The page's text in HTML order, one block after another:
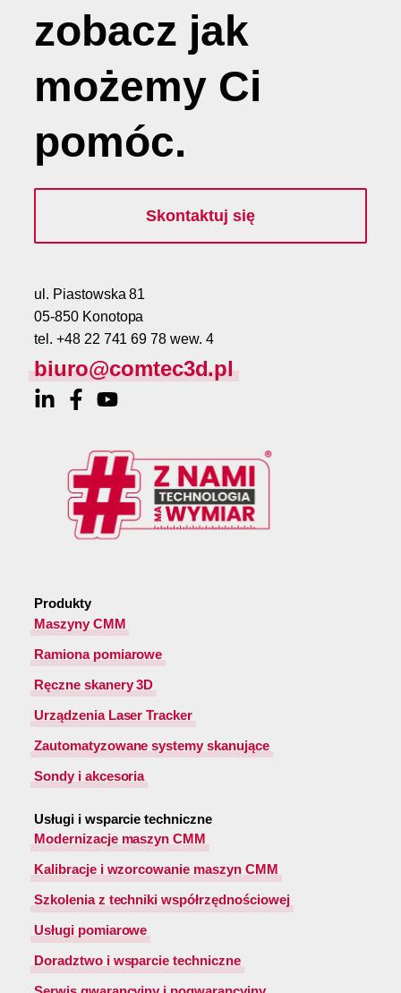
zobacz jak
możemy Ci
pomóc.
Skontaktuj się
ul. Piastowska 81
05-850 Konotopa
tel. +48 22 741 69 78 wew. 4
biuro@comtec3d.pl
Produkty
Maszyny CMM
Ramiona pomiarowe
Ręczne skanery 3D
Urządzenia Laser Tracker
Zautomatyzowane systemy skanujące
Sondy i akcesoria
Usługi i wsparcie techniczne
Modernizacje maszyn CMM
Kalibracje i wzorcowanie maszyn CMM
Szkolenia z techniki współrzędnościowej
Usługi pomiarowe
Doradztwo i wsparcie techniczne